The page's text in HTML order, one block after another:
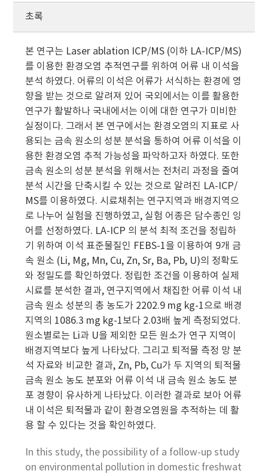
초록
본 연구는 Laser ablation ICP/MS (이하 LA-ICP/MS)
를 이용한 환경오염 추적연구를 위하여 어류 내 이석을
분석 하였다. 어류의 이석은 어류가 서식하는 환경에 영
향을 받는 것으로 알려져 있어 국외에서는 이를 활용한
연구가 활발하나 국내에서는 이에 대한 연구가 미비한
실정이다. 그래서 본 연구에서는 환경오염의 지표로 사
용되는 금속 원소의 성분 분석을 통하여 어류 이석을 이
용한 환경오염 추적 가능성을 파악하고자 하였다. 또한
금속 원소의 성분 분석을 위해서는 전처리 과정을 줄여
분석 시간을 단축시킬 수 있는 것으로 알려진 LA-ICP/
MS를 이용하였다. 시료채취는 연구지역과 배경지역으
로 나누어 실험을 진행하였고, 실험 어종은 담수종인 잉
어를 선정하였다. LA-ICP 의 분석 최적 조건을 정립하
기 위하여 이석 표준물질인 FEBS-1을 이용하여 9개 금
속 원소 (Li, Mg, Mn, Cu, Zn, Sr, Ba, Pb, U)의 정확도
와 정밀도를 확인하였다. 정립한 조건을 이용하여 실제
시료를 분석한 결과, 연구지역에서 채집한 어류 이석 내
금속 원소 성분의 총 농도가 2202.9 mg kg-1으로 배경
지역의 1086.3 mg kg-1보다 2.03배 높게 측정되었다.
원소별로는 Li과 U을 제외한 모든 원소가 연구 지역이
배경지역보다 높게 나타났다. 그리고 퇴적물 측정 망 분
석 자료와 비교한 결과, Zn, Pb, Cu가 두 지역의 퇴적물
금속 원소 농도 분포와 어류 이석 내 금속 원소 농도 분
포 경향이 유사하게 나타났다. 이러한 결과로 보아 어류
내 이석은 퇴적물과 같이 환경오염원을 추적하는 데 활
용 할 수 있다는 것을 확인하였다.
In this study, the possibility of a follow-up study
on environmental pollution in domestic freshwat